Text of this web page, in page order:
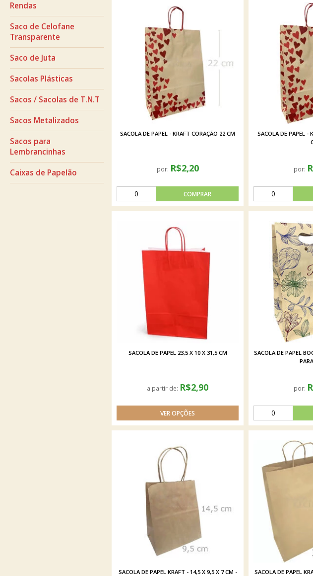
Rendas
Saco de Celofane
Transparente
Saco de Juta
Sacolas Plásticas
Sacos / Sacolas de T.N.T
Sacos Metalizados
Sacos para
Lembrancinhas
Caixas de Papelão
SACOLA DE PAPEL - KRAFT CORAÇÃO 22 CM
por: R$2,20
SACOLA DE PAPEL -
por:
SACOLA DE PAPEL 23,5 X 10 X 31,5 CM
a partir de: R$2,90
SACOLA DE PAPEL
por:
SACOLA DE PAPEL KRAFT - 14,5 X 9,5 X 7 CM -
SACOLA DE PAPEL